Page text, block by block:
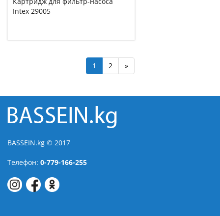
Intex 29005
1 2 »
BASSEIN.kg © 2017
Телефон: 0-779-166-255